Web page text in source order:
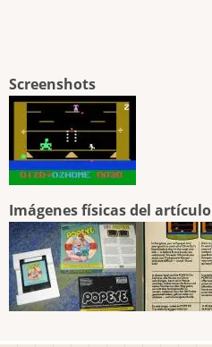
Screenshots
Imágenes físicas del artículo